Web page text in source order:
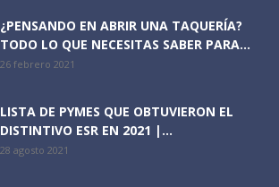
¿PENSANDO EN ABRIR UNA TAQUERÍA?
TODO LO QUE NECESITAS SABER PARA...
26 febrero 2021
LISTA DE PYMES QUE OBTUVIERON EL
DISTINTIVO ESR EN 2021 |...
28 agosto 2021